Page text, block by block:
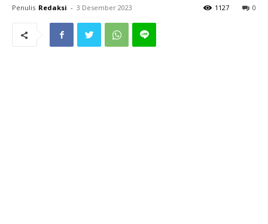
Penulis Redaksi - 3 Desember 2023 0
1127